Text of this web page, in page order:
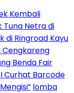
Kembali
Tuna Netra di
di Ringroad Kayu
Cengkareng
Benda Fair
Curhat Barcode
lomba